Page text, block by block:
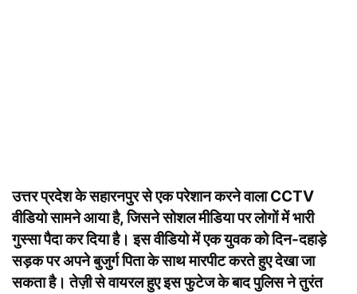
उत्तर प्रदेश के सहारनपुर से एक परेशान करने वाला CCTV
वीडियो सामने आया है, जिसने सोशल मीडिया पर लोगों में भारी
गुस्सा पैदा कर दिया है। इस वीडियो में एक युवक को दिन-दहाड़े
सड़क पर अपने बुजुर्ग पिता के साथ मारपीट करते हुए देखा जा
सकता है। तेज़ी से वायरल हुए इस फुटेज के बाद पुलिस ने तुरंत